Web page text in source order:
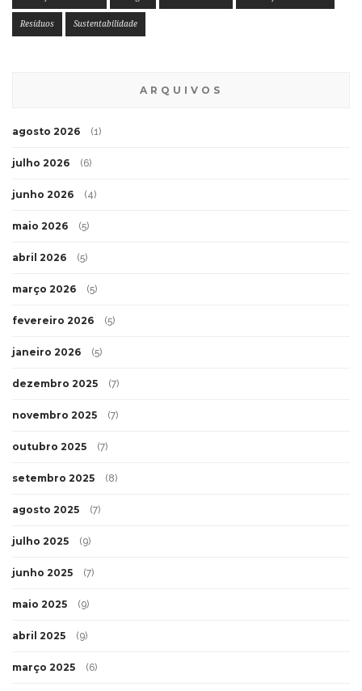
Resíduos Sustentabilidade
ARQUIVOS
agosto 2026 (1)
julho 2026 (6)
junho 2026 (4)
maio 2026 (5)
abril 2026 (5)
março 2026 (5)
fevereiro 2026 (5)
janeiro 2026 (5)
dezembro 2025 (7)
novembro 2025 (7)
outubro 2025 (7)
setembro 2025 (8)
agosto 2025 (7)
julho 2025 (9)
junho 2025 (7)
maio 2025 (9)
abril 2025 (9)
março 2025 (6)